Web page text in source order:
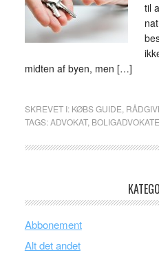
til
midten af byen, men […]
SKREVET I: KØBS GUIDE
TAGS:ADVOKAT,
Abbonement
Alt det andet